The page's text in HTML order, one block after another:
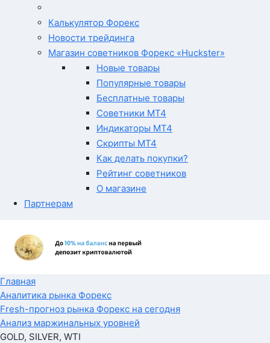
Калькулятор Форекс
Новости трейдинга
Магазин советников Форекс «Huckster»
Новые товары
Популярные товары
Бесплатные товары
Советники MT4
Индикаторы MT4
Скрипты MT4
Как делать покупки?
Рейтинг советников
О магазине
Партнерам
Главная
Аналитика рынка Форекс
Fresh-прогноз рынка Форекс на сегодня
Анализ маржинальных уровней
GOLD, SILVER, WTI